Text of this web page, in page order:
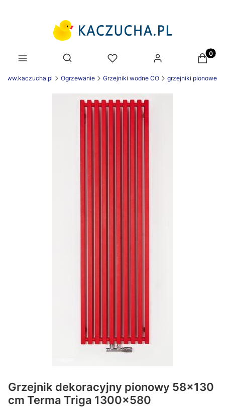
Otwórz wyszukiwarkę
www.kaczucha.pl Ogrzewanie Grzejniki wodne CO grzejniki pionowe
Grzejnik dekoracyjny pionowy 58x130
cm Terma Triga 1300x580